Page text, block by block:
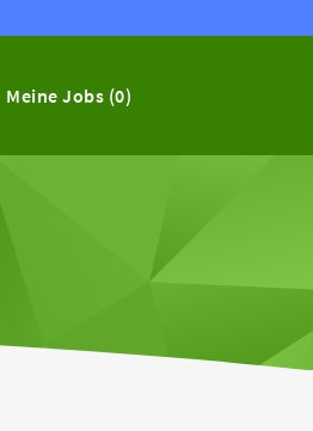
Meine Jobs (0)